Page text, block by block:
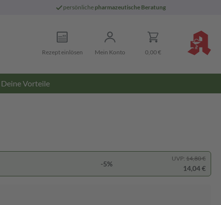
persönliche pharmazeutische Beratung
Rezept einlösen Mein Konto 0,00 €
Deine Vorteile
-5%
UVP: 14,80 €
14,04 €